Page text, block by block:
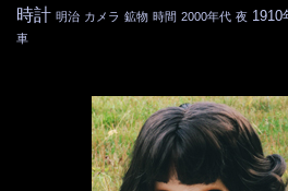
時計 明治 カメラ 鉱物 時間 2000年代 夜 1910
車